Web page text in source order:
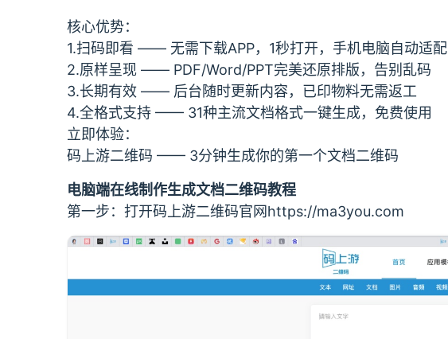
核心优势：
1.扫码即看 —— 无需下载APP，1秒打开，手机电脑自动适配
2.原样呈现 —— PDF/Word/PPT完美还原排版，告别乱码
3.长期有效 —— 后台随时更新内容，已印物料无需返工
4.全格式支持 —— 31种主流文档格式一键生成，免费使用
立即体验：
码上游二维码 —— 3分钟生成你的第一个文档二维码
电脑端在线制作生成文档二维码教程
第一步：打开码上游二维码官网https://ma3you.com